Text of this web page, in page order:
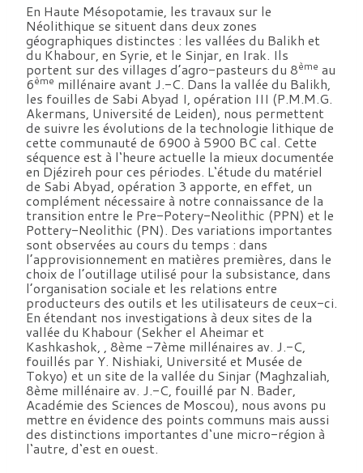
En Haute Mésopotamie, les travaux sur le
Néolithique se situent dans deux zones
géographiques distinctes : les vallées du Balikh et
du Khabour, en Syrie, et le Sinjar, en Irak. Ils
portent sur des villages d’agro-pasteurs du 8ème au
6ème millénaire avant J.-C. Dans la vallée du Balikh,
les fouilles de Sabi Abyad I, opération III (P.M.M.G.
Akermans, Université de Leiden), nous permettent
de suivre les évolutions de la technologie lithique de
cette communauté de 6900 à 5900 BC cal. Cette
séquence est à l‘heure actuelle la mieux documentée
en Djézireh pour ces périodes. L‘étude du matériel
de Sabi Abyad, opération 3 apporte, en effet, un
complément nécessaire à notre connaissance de la
transition entre le Pre-Potery-Neolithic (PPN) et le
Pottery-Neolithic (PN). Des variations importantes
sont observées au cours du temps : dans
l’approvisionnement en matières premières, dans le
choix de l’outillage utilisé pour la subsistance, dans
l’organisation sociale et les relations entre
producteurs des outils et les utilisateurs de ceux-ci.
En étendant nos investigations à deux sites de la
vallée du Khabour (Sekher el Aheimar et
Kashkashok, , 8ème -7ème millénaires av. J.-C,
fouillés par Y. Nishiaki, Université et Musée de
Tokyo) et un site de la vallée du Sinjar (Maghzaliah,
8ème millénaire av. J.-C, fouillé par N. Bader,
Académie des Sciences de Moscou), nous avons pu
mettre en évidence des points communs mais aussi
des distinctions importantes d‘une micro-région à
l‘autre, d‘est en ouest.